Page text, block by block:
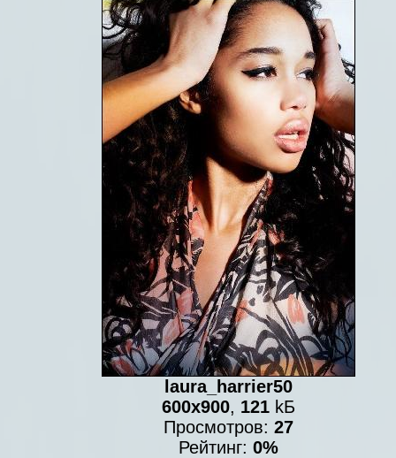
laura_harrier50
600x900, 121 kБ
Просмотров: 27
Рейтинг: 0%